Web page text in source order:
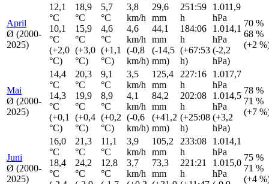
April
Ø (2000-
2025)
12,1
°C
10,1
°C
(+2,0
°C)
18,9
°C
15,9
°C
(+3,0
°C)
5,7
°C
4,6
°C
(+1,1
°C)
3,8
km/h
4,6
km/h
(-0,8
km/h)
29,6
mm
44,1
mm
(-14,5
mm)
251:59
h
184:06
h
(+67:53
h)
1.011,9
hPa
1.014,1
hPa
(-2,2
hPa)
70 %
68 %
(+2
Mai
Ø (2000-
2025)
14,4
°C
14,3
°C
(+0,1
°C)
20,3
°C
19,9
°C
(+0,4
°C)
9,1
°C
8,9
°C
(+0,2
°C)
3,5
km/h
4,1
km/h
(-0,6
km/h)
125,4
mm
84,2
mm
(+41,2
mm)
227:16
h
202:08
h
(+25:08
h)
1.017,7
hPa
1.014,5
hPa
(+3,2
hPa)
78 %
71 %
(+7
Juni
Ø (2000-
2025)
16,0
°C
18,4
°C
21,3
°C
24,2
°C
11,1
°C
12,8
°C
3,9
km/h
3,7
km/h
105,2
mm
73,3
mm
233:08
h
221:21
h
1.014,1
hPa
1.015,0
hPa
75 %
71 %
(+4